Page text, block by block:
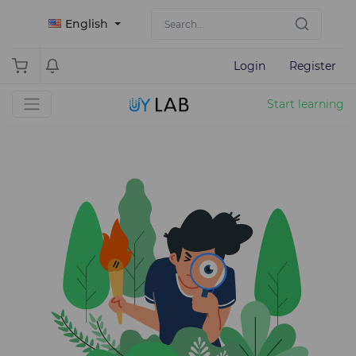
English
Login Register
Start learning